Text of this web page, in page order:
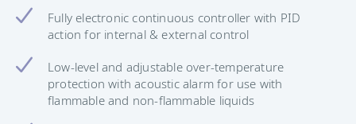
Fully electronic continuous controller with PID
action for internal & external control
Low-level and adjustable over-temperature
protection with acoustic alarm for use with
flammable and non-flammable liquids